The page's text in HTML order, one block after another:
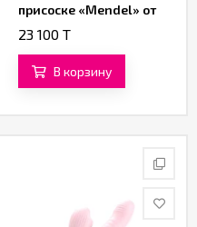
присоске «Mendel» от
«Baile» (19,5 см)
23 100 T
В корзину